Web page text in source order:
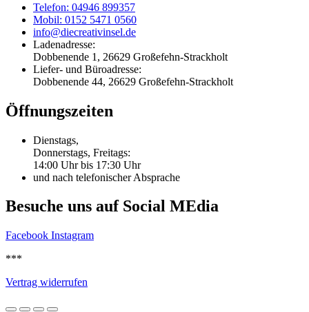
Telefon: 04946 899357
Mobil: 0152 5471 0560
info@diecreativinsel.de
Ladenadresse:
Dobbenende 1, 26629 Großefehn-Strackholt
Liefer- und Büroadresse:
Dobbenende 44, 26629 Großefehn-Strackholt
Öffnungszeiten
Dienstags,
Donnerstags, Freitags:
14:00 Uhr bis 17:30 Uhr
und nach telefonischer Absprache
Besuche uns auf Social MEdia
Facebook Instagram
***
Vertrag widerrufen